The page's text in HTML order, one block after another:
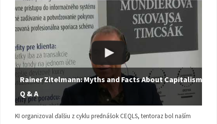
Rainer Zitelmann: Myths and Facts About Capitalism |
Q & A
KI organizoval ďalšiu z cyklu prednášok CEQLS, tentoraz bol naším